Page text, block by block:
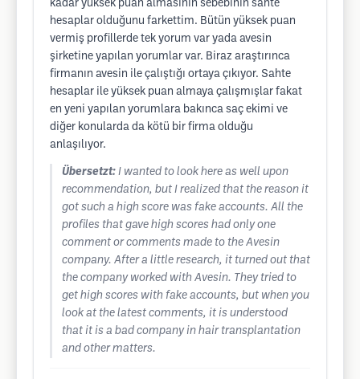
kadar yüksek puan almasının sebebinin sahte
hesaplar olduğunu farkettim. Bütün yüksek puan
vermiş profillerde tek yorum var yada avesin
şirketine yapılan yorumlar var. Biraz araştırınca
firmanın avesin ile çalıştığı ortaya çıkıyor. Sahte
hesaplar ile yüksek puan almaya çalışmışlar fakat
en yeni yapılan yorumlara bakınca saç ekimi ve
diğer konularda da kötü bir firma olduğu
anlaşılıyor.
Übersetzt: I wanted to look here as well upon
recommendation, but I realized that the reason it
got such a high score was fake accounts. All the
profiles that gave high scores had only one
comment or comments made to the Avesin
company. After a little research, it turned out that
the company worked with Avesin. They tried to
get high scores with fake accounts, but when you
look at the latest comments, it is understood
that it is a bad company in hair transplantation
and other matters.